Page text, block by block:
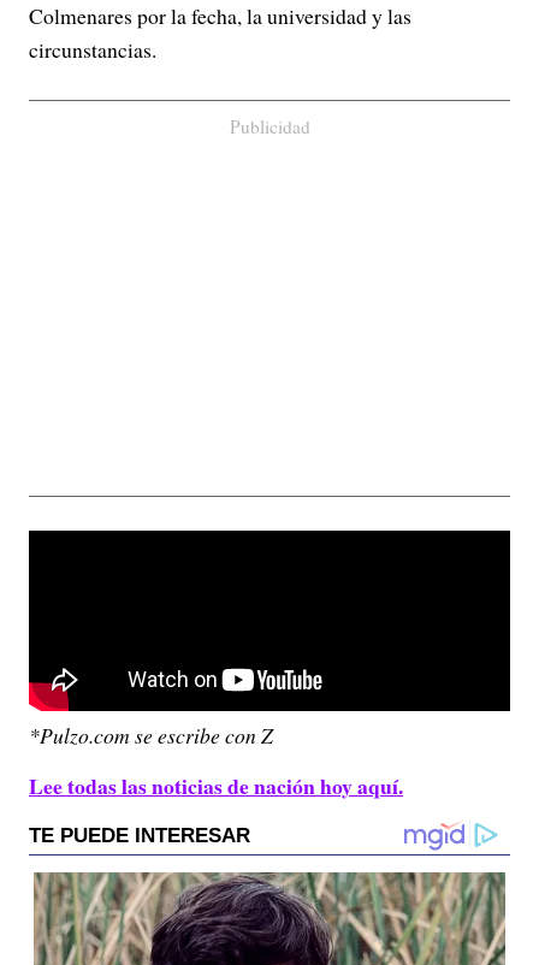
Colmenares por la fecha, la universidad y las
circunstancias.
Publicidad
*Pulzo.com se escribe con Z
Lee todas las noticias de nación hoy aquí.